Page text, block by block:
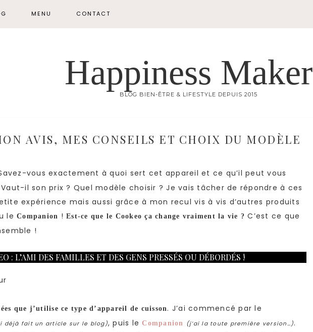
MENU CONTACT
Happiness Maker
BLOG BIEN-ÊTRE & LIFESTYLE DEPUIS 2015
AVIS, MES CONSEILS ET CHOIX DU MODÈLE
vous exactement à quoi sert cet appareil et ce qu’il peut vous
il son prix ? Quel modèle choisir ? Je vais tâcher de répondre à ces
expérience mais aussi grâce à mon recul vis à vis d’autres produits
le Companion ! Est-ce que le Cookeo ça change vraiment la vie ? C’est ce que
!
: L’AMI DES FAMILLES ET DES GENS PRESSÉS OU DÉBORDÉS !
que j’utilise ce type d’appareil de cuisson. J’ai commencé par le
déjà fait un article sur le blog), puis leCompanion (j’ai la toute première version…).